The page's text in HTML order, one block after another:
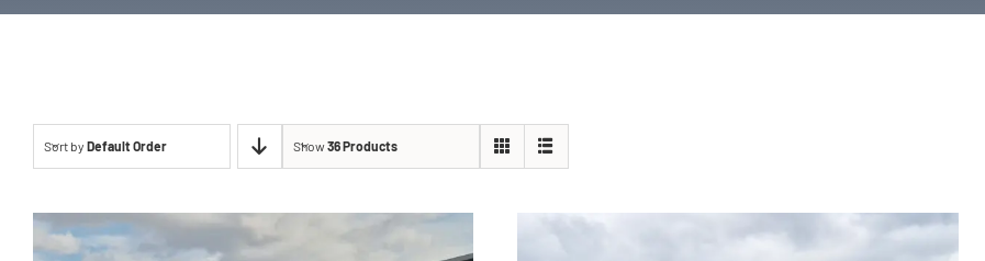
Sort by Default Order Show36 Products